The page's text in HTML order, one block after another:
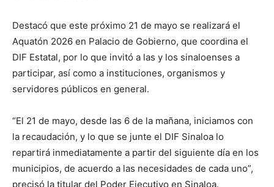
Destacó que este próximo 21 de mayo se realizará el
Aquatón 2026 en Palacio de Gobierno, que coordina el
DIF Estatal, por lo que invitó a las y los sinaloenses a
participar, así como a instituciones, organismos y
servidores públicos en general.
“El 21 de mayo, desde las 6 de la mañana, iniciamos con
la recaudación, y lo que se junte el DIF Sinaloa lo
repartirá inmediatamente a partir del siguiente día en los
municipios, de acuerdo a las necesidades de cada uno”,
precisó la titular del Poder Ejecutivo en Sinaloa.